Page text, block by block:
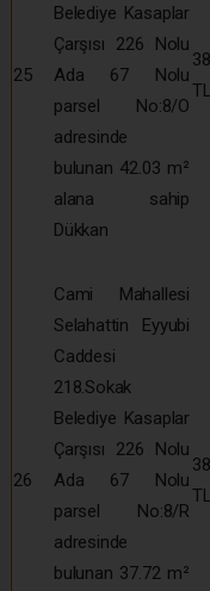
25
Belediye Kasaplar
Çarşısı 226 Nolu
Ada 67 Nolu
parsel No:8/O
adresinde
bulunan 42.03 m²
alana sahip
Dükkan
TL
26
Cami Mahallesi
Selahattin Eyyubi
Caddesi
218.Sokak
Belediye Kasaplar
Çarşısı 226 Nolu
Ada 67 Nolu
parsel No:8/R
adresinde
bulunan 37.72 m²
TL